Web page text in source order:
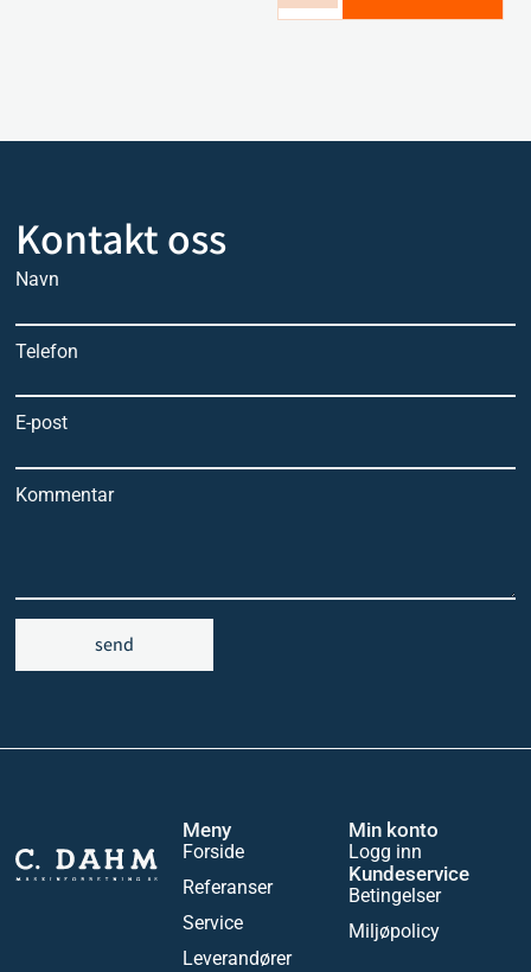
Kontakt oss
Navn
Telefon
E-post
Kommentar
send
Meny
Forside
Referanser
Service
Leverandører
Min konto
Logg inn
Kundeservice
Betingelser
Miljøpolicy